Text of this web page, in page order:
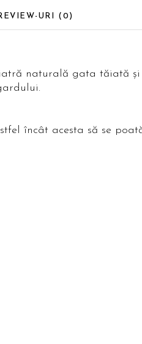
URI (0)
naturală gata tăiată
încât acesta să se